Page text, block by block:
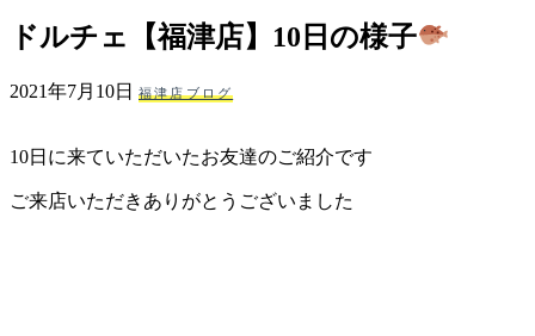
ェ
（福
県
ドルチェ【福津店】10日の様子
2021年7月10日 福津店ブログ
10日に来ていただいたお友達のご紹介です
ご来店いただきありがとうございました